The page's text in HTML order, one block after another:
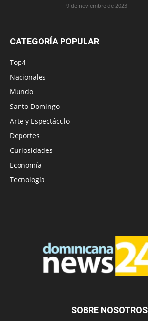
9 de noviembre de 2023
CATEGORÍA POPULAR
Top4
Nacionales
Mundo
Santo Domingo
Arte y Espectáculo
Deportes
Curiosidades
Economía
Tecnología
SOBRE NOSOTROS